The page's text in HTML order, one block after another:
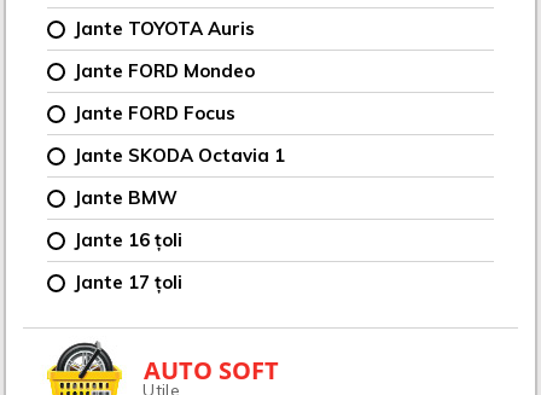
Jante TOYOTA Auris
Jante FORD Mondeo
Jante FORD Focus
Jante SKODA Octavia 1
Jante BMW
Jante 16 țoli
Jante 17 țoli
AUTO SOFT
Utile